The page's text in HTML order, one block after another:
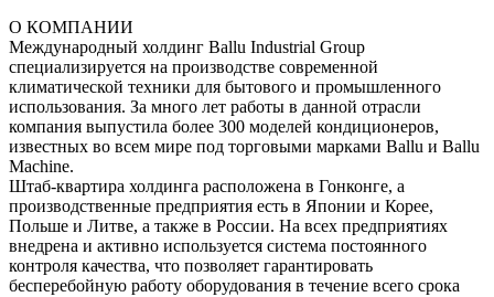
О КОМПАНИИ
Международный холдинг Ballu Industrial Group
специализируется на производстве современной
климатической техники для бытового и промышленного
использования. За много лет работы в данной отрасли
компания выпустила более 300 моделей кондиционеров,
известных во всем мире под торговыми марками Ballu и Ballu
Machine.
Штаб-квартира холдинга расположена в Гонконге, а
производственные предприятия есть в Японии и Корее,
Польше и Литве, а также в России. На всех предприятиях
внедрена и активно используется система постоянного
контроля качества, что позволяет гарантировать
бесперебойную работу оборудования в течение всего срока